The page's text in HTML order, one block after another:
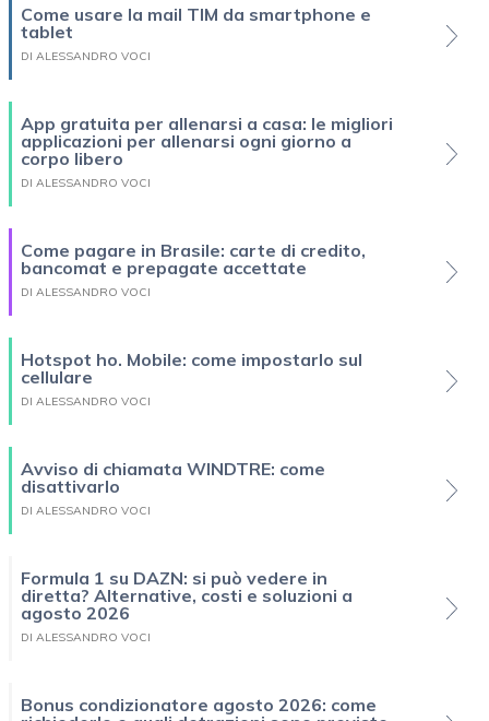
Come usare la mail TIM da smartphone e
tablet
DI ALESSANDRO VOCI
App gratuita per allenarsi a casa: le migliori
applicazioni per allenarsi ogni giorno a
corpo libero
DI ALESSANDRO VOCI
Come pagare in Brasile: carte di credito,
bancomat e prepagate accettate
DI ALESSANDRO VOCI
Hotspot ho. Mobile: come impostarlo sul
cellulare
DI ALESSANDRO VOCI
Avviso di chiamata WINDTRE: come
disattivarlo
DI ALESSANDRO VOCI
Formula 1 su DAZN: si può vedere in
diretta? Alternative, costi e soluzioni a
agosto 2026
DI ALESSANDRO VOCI
Bonus condizionatore agosto 2026: come